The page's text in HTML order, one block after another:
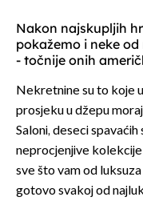
Nakon najskupljih
pokažemo i neke
- točnije onih
Nekretnine su to koje
prosjeku u džepu
Saloni, deseci
neprocjenjive
sve što vam od
gotovo svakoj od